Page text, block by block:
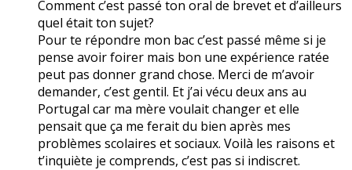
Comment c’est passé ton oral de brevet et d’ailleurs
quel était ton sujet?
Pour te répondre mon bac c’est passé même si je
pense avoir foirer mais bon une expérience ratée
peut pas donner grand chose. Merci de m’avoir
demander, c’est gentil. Et j’ai vécu deux ans au
Portugal car ma mère voulait changer et elle
pensait que ça me ferait du bien après mes
problèmes scolaires et sociaux. Voilà les raisons et
t’inquiète je comprends, c’est pas si indiscret.